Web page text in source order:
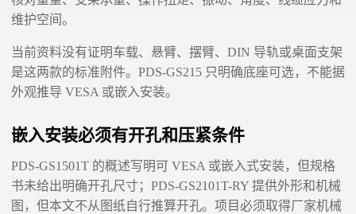
维护空间。
当前资料没有证明车载、悬臂、摆臂、DIN 导轨或桌面支架
是这两款的标准附件。PDS-GS215 只明确底座可选，不能据
外观推导 VESA 或嵌入安装。
嵌入安装必须有开孔和压紧条件
PDS-GS1501T 的概述写明可 VESA 或嵌入式安装，但规格
书未给出明确开孔尺寸；PDS-GS2101T-RY 提供外形和机械
图，但本文不从图纸自行推算开孔。项目必须取得厂家机械